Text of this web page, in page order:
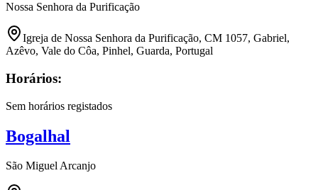
Nossa Senhora da Purificação
Igreja de Nossa Senhora da Purificação, CM 1057, Gabriel,
Azêvo, Vale do Côa, Pinhel, Guarda, Portugal
Horários:
Sem horários registados
Bogalhal
São Miguel Arcanjo